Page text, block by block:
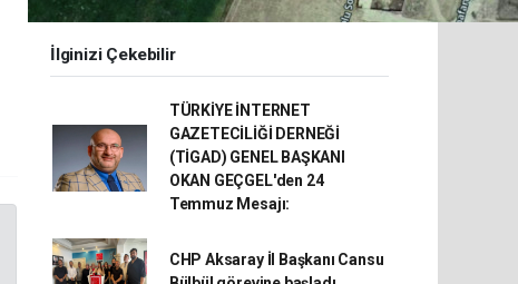
İlginizi Çekebilir
TÜRKİYE İNTERNET
GAZETECİLİĞİ DERNEĞİ
(TİGAD) GENEL BAŞKANI
OKAN GEÇGEL'den 24
Temmuz Mesajı:
CHP Aksaray İl Başkanı Cansu